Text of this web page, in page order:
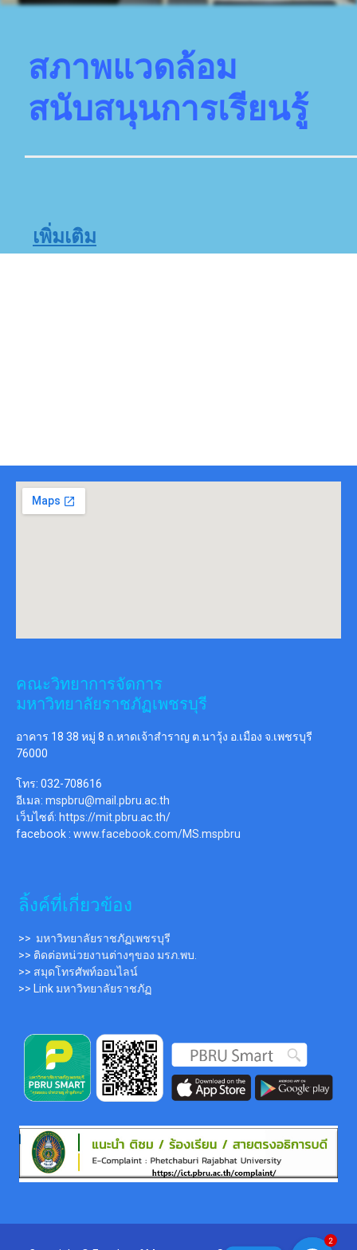
สภาพแวดล้อม
สนับสนุนการเรียนรู้
เพิ่มเติม
คณะวิทยาการจัดการ
มหาวิทยาลัยราชภัฏเพชรบุรี
อาคาร 18 38 หมู่ 8 ถ.หาดเจ้าสำราญ ต.นาวุ้ง อ.เมือง จ.เพชรบุรี
76000
โทร: 032-708616
อีเมล: mspbru@mail.pbru.ac.th
เว็บไซต์: https://mit.pbru.ac.th/
facebook : www.facebook.com/MS.mspbru
ลิ้งค์ที่เกี่ยวข้อง
>> มหาวิทยาลัยราชภัฏเพชรบุรี
>> ติดต่อหน่วยงานต่างๆของ มรภ.พบ.
>> สมุดโทรศัพท์ออนไลน์
>> Link มหาวิทยาลัยราชภัฏ
2